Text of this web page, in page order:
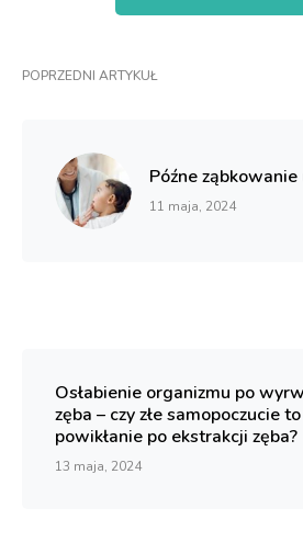
POPRZEDNI ARTYKUŁ
Późne ząbkowanie
11 maja, 2024
Osłabienie organizmu po
zęba – czy złe samopoczucie to
powikłanie po ekstrakcji zęba?
13 maja, 2024